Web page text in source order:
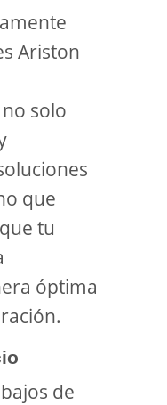
Ariston
solo
que
tu
óptima
de